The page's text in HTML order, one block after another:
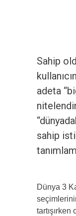
Sahip
adeta
sahip
Dünya 3